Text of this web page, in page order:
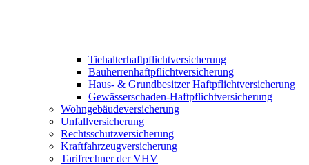
Tiehalterhaftpflichtversicherung
Bauherrenhaftpflichtversicherung
Haus- & Grundbesitzer Haftpflichtversicherung
Gewässerschaden-Haftpflichtversicherung
Wohngebäudeversicherung
Unfallversicherung
Rechtsschutzversicherung
Kraftfahrzeugversicherung
Tarifrechner der VHV